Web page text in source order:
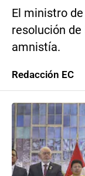
El ministro
resolución de
amnistía.
Redacción EC